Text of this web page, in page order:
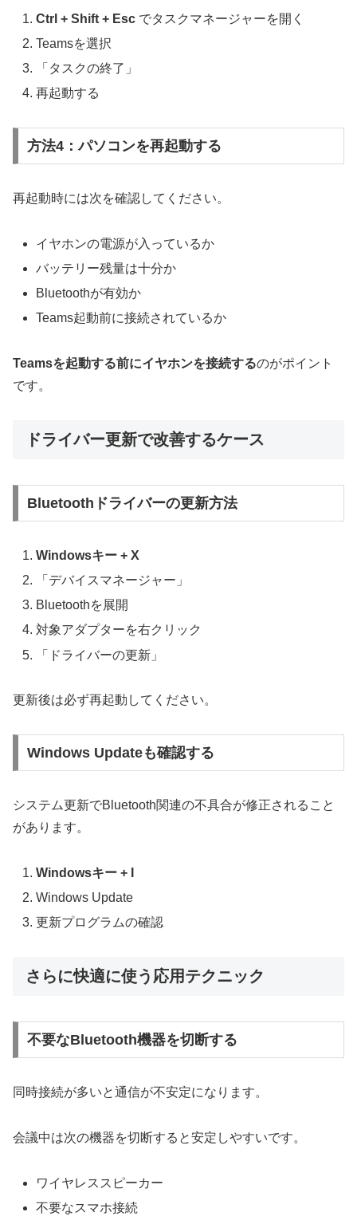
Ctrl + Shift + Esc でタスクマネージャーを開く
Teamsを選択
「タスクの終了」
再起動する
方法4：パソコンを再起動する
再起動時には次を確認してください。
イヤホンの電源が入っているか
バッテリー残量は十分か
Bluetoothが有効か
Teams起動前に接続されているか
Teamsを起動する前にイヤホンを接続するのがポイント
です。
ドライバー更新で改善するケース
Bluetoothドライバーの更新方法
Windowsキー + X
「デバイスマネージャー」
Bluetoothを展開
対象アダプターを右クリック
「ドライバーの更新」
更新後は必ず再起動してください。
Windows Updateも確認する
システム更新でBluetooth関連の不具合が修正されること
があります。
Windowsキー + I
Windows Update
更新プログラムの確認
さらに快適に使う応用テクニック
不要なBluetooth機器を切断する
同時接続が多いと通信が不安定になります。
会議中は次の機器を切断すると安定しやすいです。
ワイヤレススピーカー
不要なスマホ接続